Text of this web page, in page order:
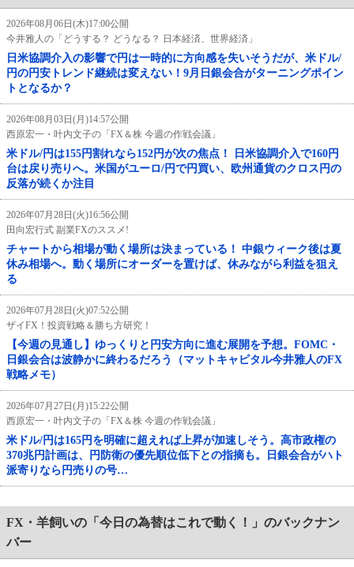
2026年08月06日(木)17:00公開
今井雅人の「どうする？ どうなる？ 日本経済、世界経済」
日米協調介入の影響で円は一時的に方向感を失いそうだが、米ドル/
円の円安トレンド継続は変えない！9月日銀会合がターニングポイン
トとなるか？
2026年08月03日(月)14:57公開
西原宏一・叶内文子の「FX＆株 今週の作戦会議」
米ドル/円は155円割れなら152円が次の焦点！ 日米協調介入で160円
台は戻り売りへ。米国がユーロ/円で円買い、欧州通貨のクロス円の
反落が続くか注目
2026年07月28日(火)16:56公開
田向宏行式 副業FXのススメ!
チャートから相場が動く場所は決まっている！ 中銀ウィーク後は夏
休み相場へ。動く場所にオーダーを置けば、休みながら利益を狙え
る
2026年07月28日(火)07:52公開
ザイFX！投資戦略＆勝ち方研究！
【今週の見通し】ゆっくりと円安方向に進む展開を予想。FOMC・
日銀会合は波静かに終わるだろう（マットキャピタル今井雅人のFX
戦略メモ）
2026年07月27日(月)15:22公開
西原宏一・叶内文子の「FX＆株 今週の作戦会議」
米ドル/円は165円を明確に超えれば上昇が加速しそう。高市政権の
370兆円計画は、円防衛の優先順位低下との指摘も。日銀会合がハト
派寄りなら円売りの号…
FX・羊飼いの「今日の為替はこれで動く！」のバックナン
バー